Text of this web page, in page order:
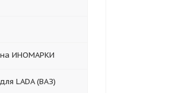
на ИНОМАРКИ
LADA (ВАЗ)